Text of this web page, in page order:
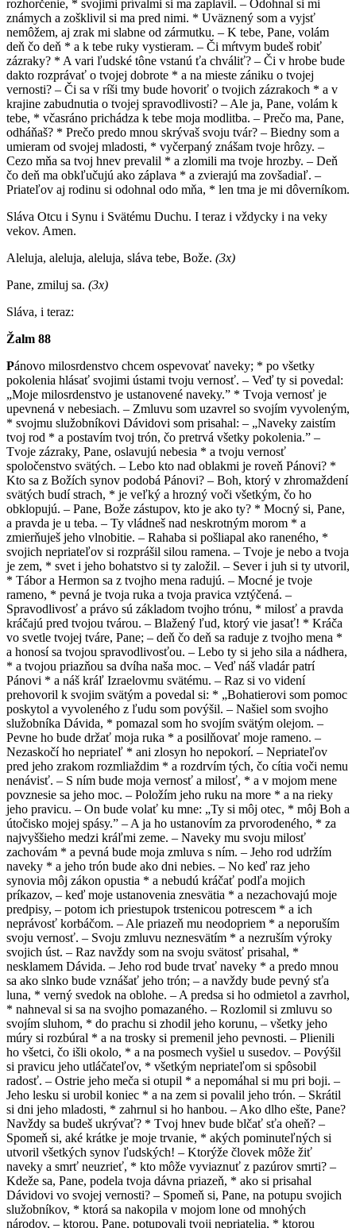
rozhorčenie, * svojimi prívalmi si ma zaplavil. – Odohnal si mi
známych a zošklivil si ma pred nimi. * Uväznený som a vyjsť
nemôžem, aj zrak mi slabne od zármutku. – K tebe, Pane, volám
deň čo deň * a k tebe ruky vystieram. – Či mŕtvym budeš robiť
zázraky? * A vari ľudské tône vstanú ťa chváliť? – Či v hrobe bude
dakto rozprávať o tvojej dobrote * a na mieste zániku o tvojej
vernosti? – Či sa v ríši tmy bude hovoriť o tvojich zázrakoch * a v
krajine zabudnutia o tvojej spravodlivosti? – Ale ja, Pane, volám k
tebe, * včasráno prichádza k tebe moja modlitba. – Prečo ma, Pane,
odháňaš? * Prečo predo mnou skrývaš svoju tvár? – Biedny som a
umieram od svojej mladosti, * vyčerpaný znášam tvoje hrôzy. –
Cezo mňa sa tvoj hnev prevalil * a zlomili ma tvoje hrozby. – Deň
čo deň ma obkľučujú ako záplava * a zvierajú ma zovšadiaľ. –
Priateľov aj rodinu si odohnal odo mňa, * len tma je mi dôverníkom.
Sláva Otcu i Synu i Svätému Duchu. I teraz i vždycky i na veky
vekov. Amen.
Aleluja, aleluja, aleluja, sláva tebe, Bože. (3x)
Pane, zmiluj sa. (3x)
Sláva, i teraz:
Žalm 88
Pánovo milosrdenstvo chcem ospevovať naveky; * po všetky
pokolenia hlásať svojimi ústami tvoju vernosť. – Veď ty si povedal:
„Moje milosrdenstvo je ustanovené naveky.” * Tvoja vernosť je
upevnená v nebesiach. – Zmluvu som uzavrel so svojím vyvoleným,
* svojmu služobníkovi Dávidovi som prisahal: – „Naveky zaistím
tvoj rod * a postavím tvoj trón, čo pretrvá všetky pokolenia.” –
Tvoje zázraky, Pane, oslavujú nebesia * a tvoju vernosť
spoločenstvo svätých. – Lebo kto nad oblakmi je roveň Pánovi? *
Kto sa z Božích synov podobá Pánovi? – Boh, ktorý v zhromaždení
svätých budí strach, * je veľký a hrozný voči všetkým, čo ho
obklopujú. – Pane, Bože zástupov, kto je ako ty? * Mocný si, Pane,
a pravda je u teba. – Ty vládneš nad neskrotným morom * a
zmierňuješ jeho vlnobitie. – Rahaba si pošliapal ako raneného, *
svojich nepriateľov si rozprášil silou ramena. – Tvoje je nebo a tvoja
je zem, * svet i jeho bohatstvo si ty založil. – Sever i juh si ty utvoril,
* Tábor a Hermon sa z tvojho mena radujú. – Mocné je tvoje
rameno, * pevná je tvoja ruka a tvoja pravica vztýčená. –
Spravodlivosť a právo sú základom tvojho trónu, * milosť a pravda
kráčajú pred tvojou tvárou. – Blažený ľud, ktorý vie jasať! * Kráča
vo svetle tvojej tváre, Pane; – deň čo deň sa raduje z tvojho mena *
a honosí sa tvojou spravodlivosťou. – Lebo ty si jeho sila a nádhera,
* a tvojou priazňou sa dvíha naša moc. – Veď náš vladár patrí
Pánovi * a náš kráľ Izraelovmu svätému. – Raz si vo videní
prehovoril k svojim svätým a povedal si: * „Bohatierovi som pomoc
poskytol a vyvoleného z ľudu som povýšil. – Našiel som svojho
služobníka Dávida, * pomazal som ho svojím svätým olejom. –
Pevne ho bude držať moja ruka * a posilňovať moje rameno. –
Nezaskočí ho nepriateľ * ani zlosyn ho nepokorí. – Nepriateľov
pred jeho zrakom rozmliaždim * a rozdrvím tých, čo cítia voči nemu
nenávisť. – S ním bude moja vernosť a milosť, * a v mojom mene
povznesie sa jeho moc. – Položím jeho ruku na more * a na rieky
jeho pravicu. – On bude volať ku mne: „Ty si môj otec, * môj Boh a
útočisko mojej spásy.” – A ja ho ustanovím za prvorodeného, * za
najvyššieho medzi kráľmi zeme. – Naveky mu svoju milosť
zachovám * a pevná bude moja zmluva s ním. – Jeho rod udržím
naveky * a jeho trón bude ako dni nebies. – No keď raz jeho
synovia môj zákon opustia * a nebudú kráčať podľa mojich
príkazov, – keď moje ustanovenia znesvätia * a nezachovajú moje
predpisy, – potom ich priestupok trstenicou potrescem * a ich
neprávosť korbáčom. – Ale priazeň mu neodopriem * a neporuším
svoju vernosť. – Svoju zmluvu neznesvätím * a nezruším výroky
svojich úst. – Raz navždy som na svoju svätosť prisahal, *
nesklamem Dávida. – Jeho rod bude trvať naveky * a predo mnou
sa ako slnko bude vznášať jeho trón; – a navždy bude pevný sťa
luna, * verný svedok na oblohe. – A predsa si ho odmietol a zavrhol,
* nahneval si sa na svojho pomazaného. – Rozlomil si zmluvu so
svojím sluhom, * do prachu si zhodil jeho korunu, – všetky jeho
múry si rozbúral * a na trosky si premenil jeho pevnosti. – Plienili
ho všetci, čo išli okolo, * a na posmech vyšiel u susedov. – Povýšil
si pravicu jeho utláčateľov, * všetkým nepriateľom si spôsobil
radosť. – Ostrie jeho meča si otupil * a nepomáhal si mu pri boji. –
Jeho lesku si urobil koniec * a na zem si povalil jeho trón. – Skrátil
si dni jeho mladosti, * zahrnul si ho hanbou. – Ako dlho ešte, Pane?
Navždy sa budeš ukrývať? * Tvoj hnev bude blčať sťa oheň? –
Spomeň si, aké krátke je moje trvanie, * akých pominuteľných si
utvoril všetkých synov ľudských! – Ktorýže človek môže žiť
naveky a smrť neuzrieť, * kto môže vyviaznuť z pazúrov smrti? –
Kdeže sa, Pane, podela tvoja dávna priazeň, * ako si prisahal
Dávidovi vo svojej vernosti? – Spomeň si, Pane, na potupu svojich
služobníkov, * ktorá sa nakopila v mojom lone od mnohých
národov, – ktorou, Pane, potupovali tvoji nepriatelia, * ktorou